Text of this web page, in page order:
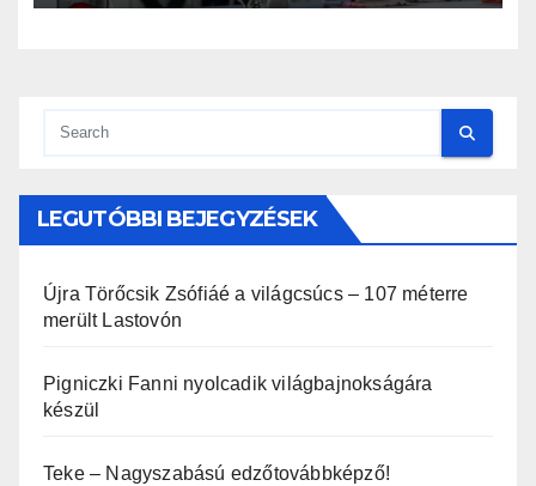
LEGUTÓBBI BEJEGYZÉSEK
Újra Törőcsik Zsófiáé a világcsúcs – 107 méterre
merült Lastovón
Pigniczki Fanni nyolcadik világbajnokságára
készül
Teke – Nagyszabású edzőtovábbképző!